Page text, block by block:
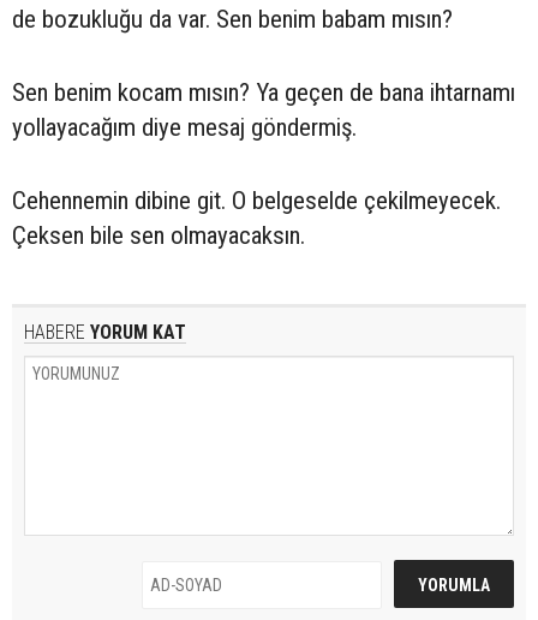
de bozukluğu da var. Sen benim babam mısın?
Sen benim kocam mısın? Ya geçen de bana ihtarnamı
yollayacağım diye mesaj göndermiş.
Cehennemin dibine git. O belgeselde çekilmeyecek.
Çeksen bile sen olmayacaksın.
HABERE YORUM KAT